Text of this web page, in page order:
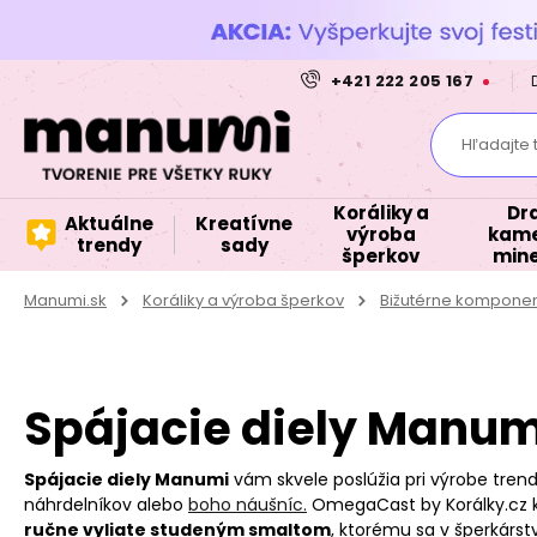
+421 222 205 167
Hľadajte
Aktuálne
trendy
Kreatívne
sady
Koráliky a
výroba
šperkov
Manumi.sk Koráliky a výroba šperkov Bižutérne
Spájacie diely
Spájacie diely Manumi vám skvele poslúžia pri výrobe
náhrdelníkov alebo boho náušníc. OmegaCast by
ručne vyliate studeným smaltom, ktorému sa v